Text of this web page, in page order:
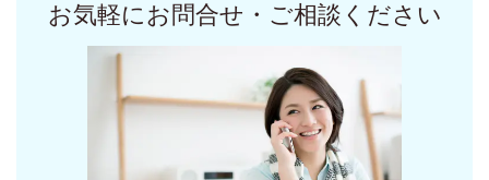
お気軽にお問合せ・ご相談ください